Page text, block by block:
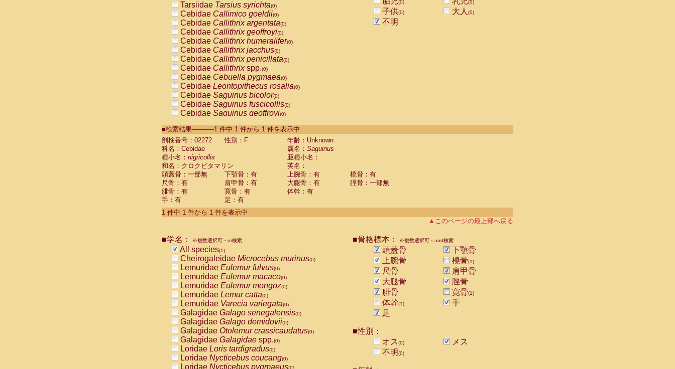
Tarsiidae Tarsius syrichta(0)
Cebidae Callimico goeldii(0)
Cebidae Callithrix argentata(0)
Cebidae Callithrix geoffroyi(0)
Cebidae Callithrix humeralifer(0)
Cebidae Callithrix jacchus(0)
Cebidae Callithrix penicillata(0)
Cebidae Callithrixspp.(0)
Cebidae Cebuella pygmaea(0)
Cebidae Leontopithecus rosalia(0)
Cebidae Saguinus bicolor(0)
Cebidae Saguinus fuscicollis(0)
Cebidae Saguinus geoffroyi(0)
CebidaeSaguinus labiatus(0)
Cebidae Saguinus leucopus (0)
Cebidae
CebidaeSaguinus mystax
CebidaeSaguinus nigricollis (1)
Cebidae Saguinus oedipus
Cebidae Saguinus weddelli
Cebidae Saguinusspp.
Cebidae Aotus trivirgatus
Cebidae Cebus albifrons
CebidaeCebus nigrivittatus
CebidaeCebus
CebidaeSaimiri boliviensis(0)
CebidaeSaimiri sciureus(0)
AtelidaeAlouatta caraya(0)
AtelidaeAlouatta fusca(0)
AtelidaeAlouatta seniculus
AtelidaeAlouattaspp.(0)
AtelidaeAteles belzebuth(0)
AtelidaeAteles geoffroyi(0)
AtelidaeAteles paniscus(0)
AtelidaeAtelesspp.(0)
Atelidae Lagothrix lagothricha
AtelidaeLagothrix lagothricha cana
PitheciidaeCacajao calvus rubicundus
(0) (0)
子供(0) 大人 (0)
不明
■検索結果-----------1 件中 1 件から 1 件を表示中
剖検番号：02272
性別：F
年齢：Unknown
科名：Cebidae
属名： Saguinus
種小名： nigricollis
亜種小名：
和名：クロクビタマリン
英名：
頭蓋骨：一部無
下顎骨：有 上腕骨：有
橈骨：有
尺骨：有
肩甲骨：有 大腿骨：有
脛骨：一部無
腓骨：有
寛骨：有
体幹：有
手：有
足：有
1 件中 1 件から 1 件を表示中
▲このページの最上部へ戻る
■学名： ※複数選択可・or検索
All species(1)
Cheirogaleidae Microcebus murinus(0)
Lemuridae Eulemur fulvus(0)
Lemuridae Eulemur macaco(0)
Lemuridae Eulemur mongoz(0)
Lemuridae Lemur catta(0)
Lemuridae Varecia variegata(0)
Galagidae Galago senegalensis(0)
Galagidae Galago demidovii(0)
Galagidae Otolemur crassicaudatus(0)
Galagidae Galagidae spp.(0)
Loridae Loris tardigradus(0)
Loridae Nycticebus coucang(0)
Loridae Nycticebus pygmaeus(0)
■骨格標本： ※複数選択可・and検索
頭蓋骨
下顎骨
上腕骨
橈骨(1)
尺骨
肩甲骨
大腿骨
脛骨
腓骨
寛骨(1)
体幹(1)
手
足
■性別：
オス(0)
メス
不明(0)